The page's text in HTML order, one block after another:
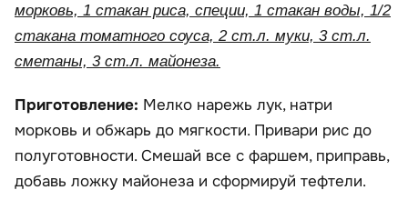
морковь, 1 стакан риса, специи, 1 стакан воды, 1/2
стакана томатного соуса, 2 ст.л. муки, 3 ст.л.
сметаны, 3 ст.л. майонеза.
Приготовление: Мелко нарежь лук, натри
морковь и обжарь до мягкости. Привари рис до
полуготовности. Смешай все с фаршем, приправь,
добавь ложку майонеза и сформируй тефтели.